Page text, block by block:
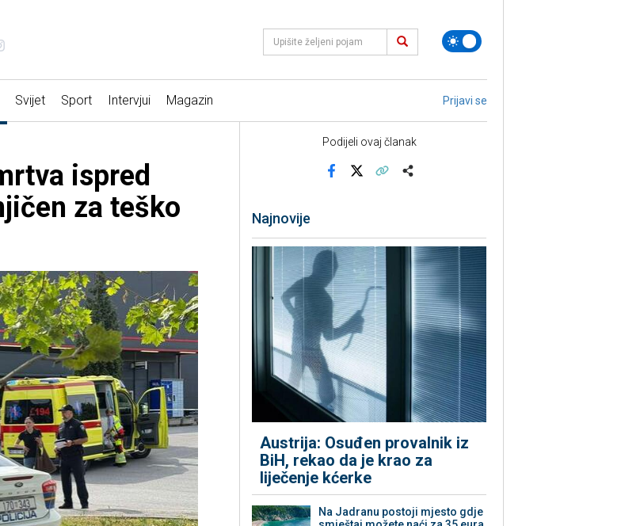
Svijet Sport Intervjui Magazin Prijavi se
ispred
za teško
Podijeli ovaj članak
Najnovije
Austrija: Osuđen provalnik iz
BiH, rekao da je krao za
liječenje kćerke
Na Jadranu postoji mjesto gdje